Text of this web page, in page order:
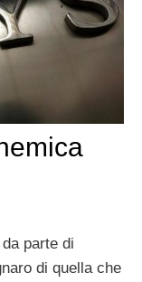
parte di
di quella che